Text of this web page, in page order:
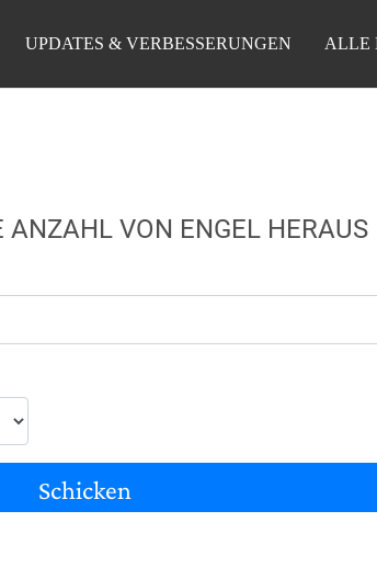
UPDATES & VERBESSERUNGEN ALLE
ANZAHL VON ENGEL HERAUS
Schicken